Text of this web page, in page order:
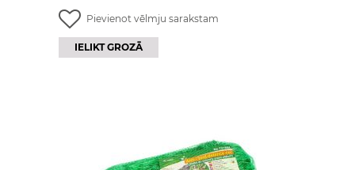
Pievienot vēlmju sarakstam
IELIKT GROZĀ